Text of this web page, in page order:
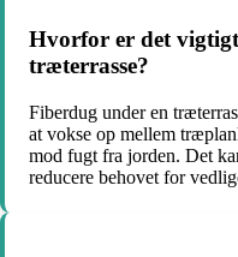
Hvorfor er det
træterrasse?
Fiberdug under en
at vokse op mellem
mod fugt fra jorden. Det
reducere behovet for